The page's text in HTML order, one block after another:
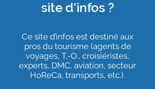
site d'infos ?
Ce site d’infos est destiné aux
pros du tourisme (agents de
voyages, T.-O., croisiéristes,
experts, DMC, aviation, secteur
HoReCa, transports, etc.).